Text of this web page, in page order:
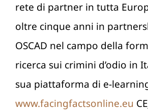
rete di partner in tutta
oltre cinque anni in
OSCAD nel campo della
ricerca sui crimini d’odio in
sua piattaforma di e-
www.facingfactsonline.eu